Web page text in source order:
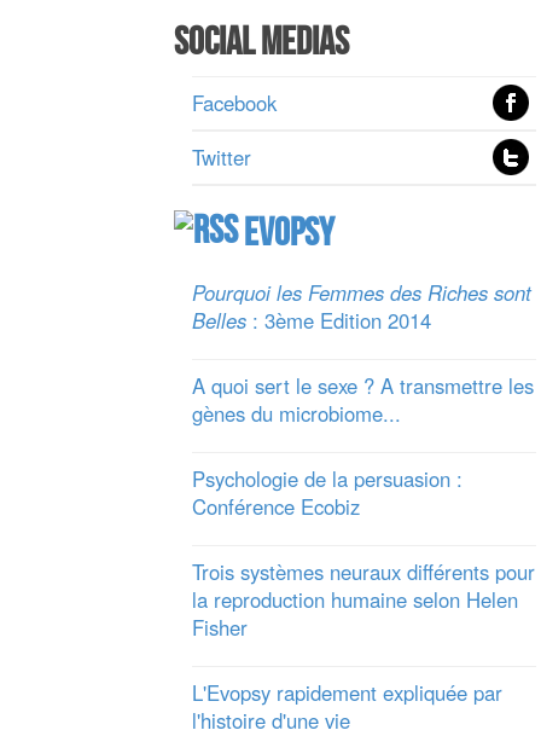
Social Medias
Facebook
Twitter
Evopsy
Pourquoi les Femmes des Riches sont
Belles: 3ème Edition 2014
A quoi sert le sexe ? A transmettre les
gènes du microbiome...
Psychologie de la persuasion :
Conférence Ecobiz
Trois systèmes neuraux différents pour
la reproduction humaine selon Helen
Fisher
L'Evopsy rapidement expliquée par
l'histoire d'une vie